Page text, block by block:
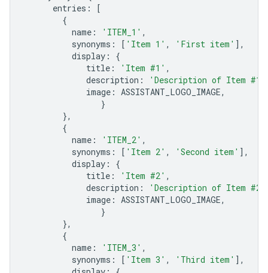
entries :
[
{
name : 'ITEM_1' ,
synonyms : [ 'Item 1' , 'First item' ],
display :
{
title : 'Item #1' ,
description : 'Description of Item #1'
image : ASSISTANT_LOGO_IMAGE,
}
},
{
name : 'ITEM_2' ,
synonyms : [ 'Item 2' , 'Second item' ],
display :
{
title : 'Item #2' ,
description : 'Description of Item #2'
image : ASSISTANT_LOGO_IMAGE,
}
},
{
name : 'ITEM_3' ,
synonyms : [ 'Item 3' , 'Third item' ],